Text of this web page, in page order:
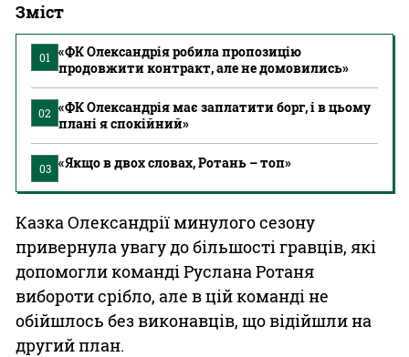
Зміст
01
«ФК Олександрія робила пропозицію
продовжити контракт, але не домовились»
02 «ФК Олександрія має заплатити борг, і в цьому
плані я спокійний»
03 «Якщо в двох словах, Ротань – топ»
Казка Олександрії минулого сезону
привернула увагу до більшості гравців, які
допомогли команді Руслана Ротаня
вибороти срібло, але в цій команді не
обійшлось без виконавців, що відійшли на
другий план.